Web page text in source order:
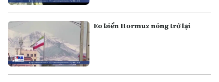
Eo biển Hormuz nóng trở lại